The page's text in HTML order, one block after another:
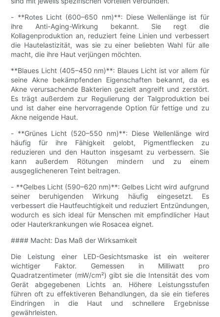
- **Rotes Licht (600–650 nm)**: Diese Wellenlänge ist für
ihre Anti-Aging-Wirkung bekannt. Sie regt die
Kollagenproduktion an, reduziert feine Linien und verbessert
die Hautelastizität, was sie zu einer beliebten Wahl für alle
macht, die ihre Haut verjüngen möchten.
**Blaues Licht (405–450 nm)**: Blaues Licht ist vor allem für
seine Akne bekämpfenden Eigenschaften bekannt, da es
Akne verursachende Bakterien gezielt angreift und zerstört.
Es trägt außerdem zur Regulierung der Talgproduktion bei
und ist daher eine hervorragende Option für fettige und zu
Akne neigende Haut.
- **Grünes Licht (520–550 nm)**: Diese Wellenlänge wird
häufig für ihre Fähigkeit gelobt, Pigmentflecken zu
reduzieren und den Hautton insgesamt zu verbessern. Sie
kann außerdem Rötungen mindern und zu einem
ausgeglicheneren Teint beitragen.
- **Gelbes Licht (590–620 nm)**: Gelbes Licht wird aufgrund
seiner beruhigenden Wirkung häufig eingesetzt. Es
verbessert die Hautfeuchtigkeit und reduziert Entzündungen,
wodurch es sich ideal für Menschen mit empfindlicher Haut
oder Hauterkrankungen wie Rosacea eignet.
#### Macht: Das Maß der Wirksamkeit
Die Leistung einer LED-Gesichtsmaske ist ein weiterer
wichtiger Faktor. Gemessen in Milliwatt pro
Quadratzentimeter (mW/cm²) gibt sie die Intensität des vom
Gerät abgegebenen Lichts an. Höhere Leistungsstufen
führen oft zu effektiveren Behandlungen, da sie ein tieferes
Eindringen in die Haut und schnellere Ergebnisse
gewährleisten.